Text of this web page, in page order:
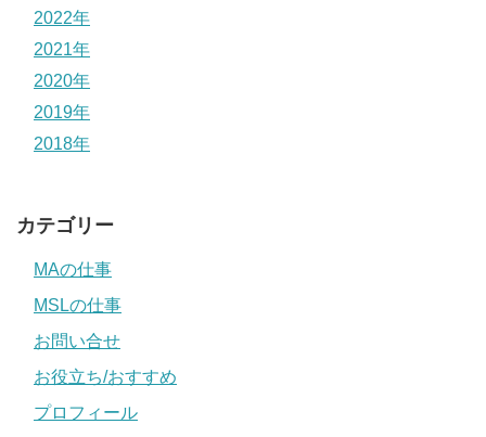
2022年
2021年
2020年
2019年
2018年
カテゴリー
MAの仕事
MSLの仕事
お問い合せ
お役立ち/おすすめ
プロフィール